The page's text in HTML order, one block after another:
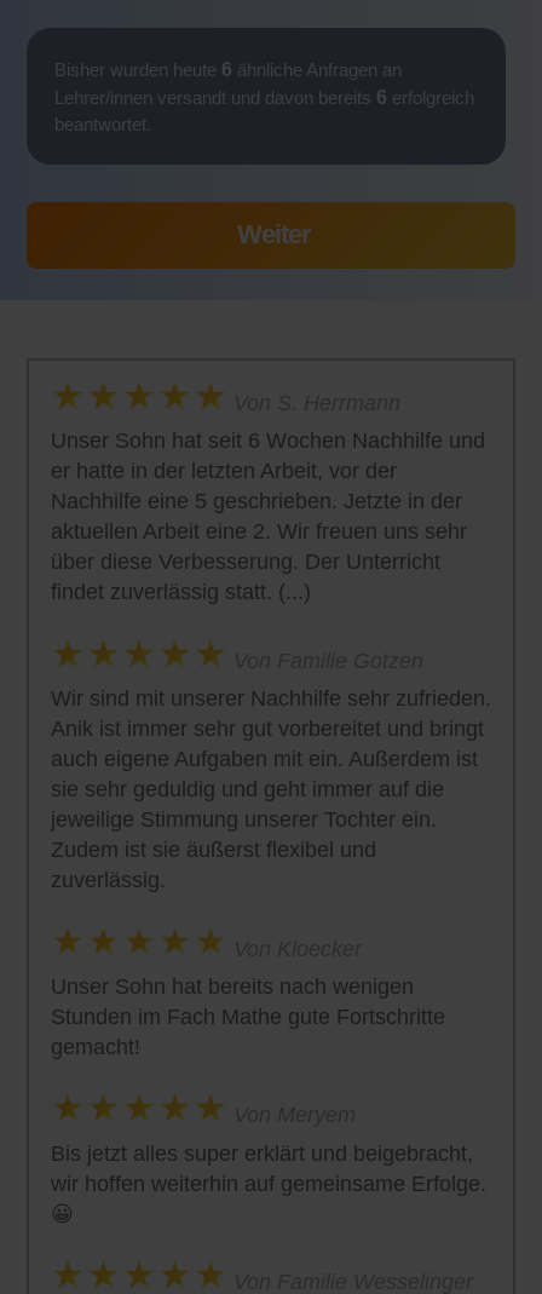
Bisher wurden heute 6 ähnliche Anfragen an
Lehrer/innen versandt und davon bereits 6 erfolgreich
beantwortet.
Unser Sohn hat seit 6 Wochen Nachhilfe und
er hatte in der letzten Arbeit, vor der
Nachhilfe eine 5 geschrieben. Jetzte in der
aktuellen Arbeit eine 2. Wir freuen uns sehr
über diese Verbesserung. Der Unterricht
findet zuverlässig statt. (...)
Wir sind mit unserer Nachhilfe sehr zufrieden.
Anik ist immer sehr gut vorbereitet und bringt
auch eigene Aufgaben mit ein. Außerdem ist
sie sehr geduldig und geht immer auf die
jeweilige Stimmung unserer Tochter ein.
Zudem ist sie äußerst flexibel und
zuverlässig.
Unser Sohn hat bereits nach wenigen
Stunden im Fach Mathe gute Fortschritte
gemacht!
Bis jetzt alles super erklärt und beigebracht,
wir hoffen weiterhin auf gemeinsame Erfolge.
😀